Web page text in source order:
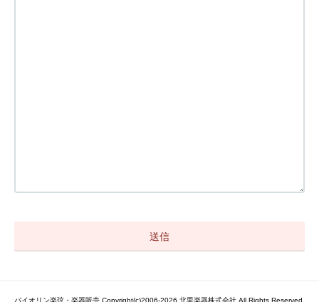
バイオリン楽弦・楽器販売 Copyright(c)2006-2026 北里楽器株式会社 All Rights Reserved.